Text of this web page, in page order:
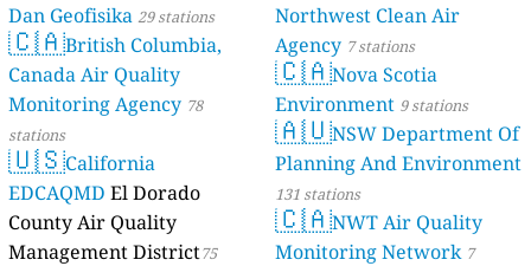
Dan Geofisika 29 stations
🇨🇦British Columbia,
Canada Air Quality
Monitoring Agency 78
stations
🇺🇸California
EDCAQMD El Dorado
County Air Quality
Management District75
Northwest Clean Air
Agency 7 stations
🇨🇦Nova Scotia
Environment 9 stations
🇦🇺NSW Department Of
Planning And Environment
131 stations
🇨🇦NWT Air Quality
Monitoring Network 7